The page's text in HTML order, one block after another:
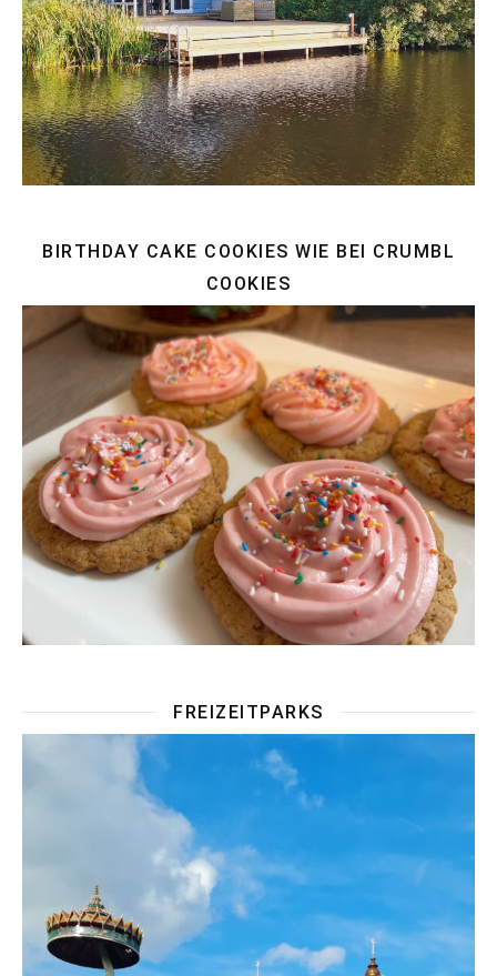
BIRTHDAY CAKE COOKIES WIE BEI CRUMBL
COOKIES
FREIZEITPARKS